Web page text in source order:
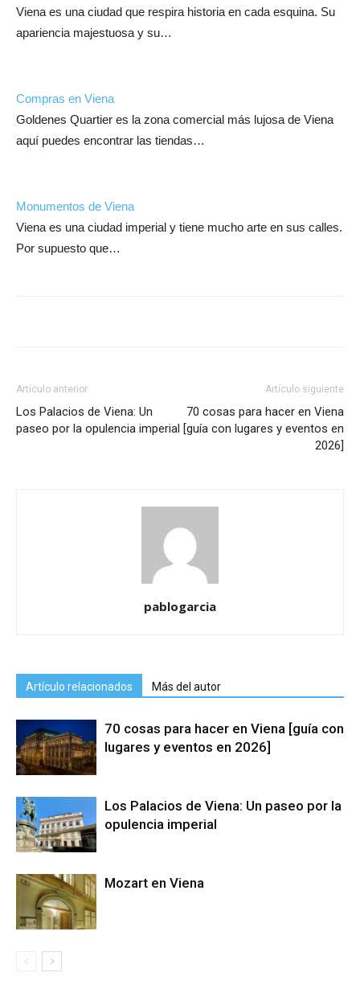
Viena es una ciudad que respira historia en cada esquina. Su
apariencia majestuosa y su…
Compras en Viena
Goldenes Quartier es la zona comercial más lujosa de Viena
aquí puedes encontrar las tiendas…
Monumentos de Viena
Viena es una ciudad imperial y tiene mucho arte en sus calles.
Por supuesto que…
Artículo anterior
Los Palacios de Viena: Un
paseo por la opulencia imperial
Artículo siguiente
70 cosas para hacer en Viena
[guía con lugares y eventos en
2026]
pablogarcia
Artículo relacionados Más del autor
70 cosas para hacer en Viena [guía con
lugares y eventos en 2026]
Los Palacios de Viena: Un paseo por la
opulencia imperial
Mozart en Viena